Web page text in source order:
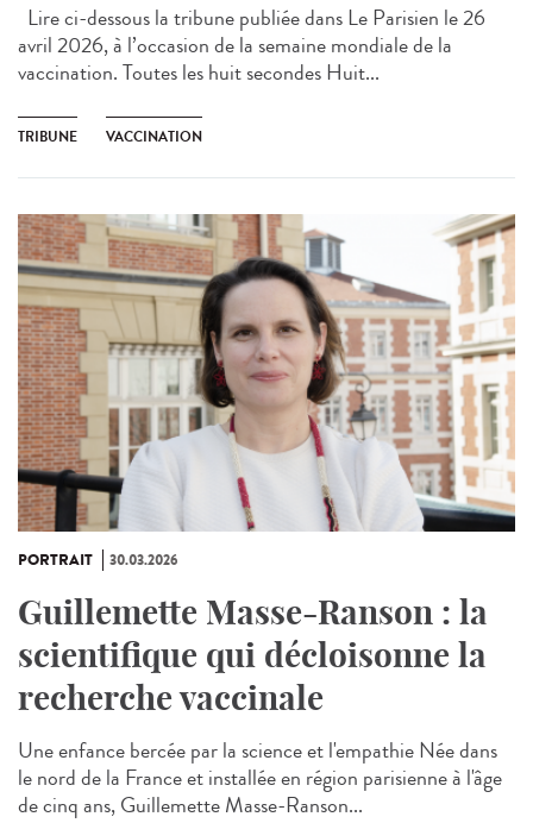
Lire ci-dessous la tribune publiée dans Le Parisien le 26
avril 2026, à l’occasion de la semaine mondiale de la
vaccination. Toutes les huit secondes Huit...
TRIBUNE VACCINATION
PORTRAIT 30.03.2026
Guillemette Masse-Ranson : la
scientifique qui décloisonne la
recherche vaccinale
Une enfance bercée par la science et l'empathie Née dans
le nord de la France et installée en région parisienne à l'âge
de cinq ans, Guillemette Masse-Ranson...